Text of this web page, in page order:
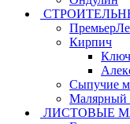
Кирпич
Сыпучие
Малярный
ЛИСТОВЫЕ